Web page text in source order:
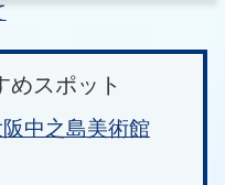
めスポット
阪中之島美術館